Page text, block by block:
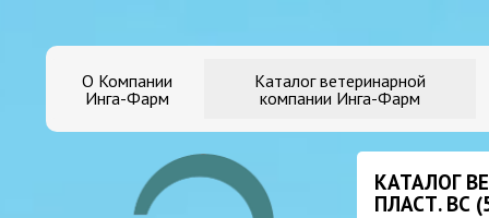
О Компании
Инга-Фарм
Каталог ветеринарной
компании Инга-Фарм
КАТАЛОГ
ПЛАСТ. ВС